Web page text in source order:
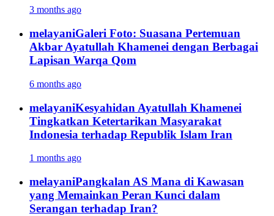
3 months ago
melayaniGaleri Foto: Suasana Pertemuan
Akbar Ayatullah Khamenei dengan Berbagai
Lapisan Warqa Qom
6 months ago
melayaniKesyahidan Ayatullah Khamenei
Tingkatkan Ketertarikan Masyarakat
Indonesia terhadap Republik Islam Iran
1 months ago
melayaniPangkalan AS Mana di Kawasan
yang Memainkan Peran Kunci dalam
Serangan terhadap Iran?